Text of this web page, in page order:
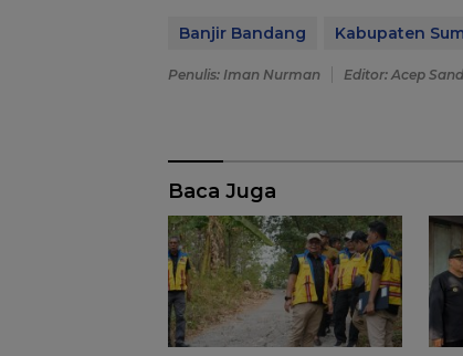
Banjir Bandang Kabupaten
Penulis: Iman Nurman Editor: Acep
Baca Juga